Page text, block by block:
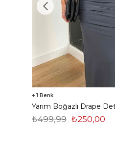
1
₺250,00
₺499,99